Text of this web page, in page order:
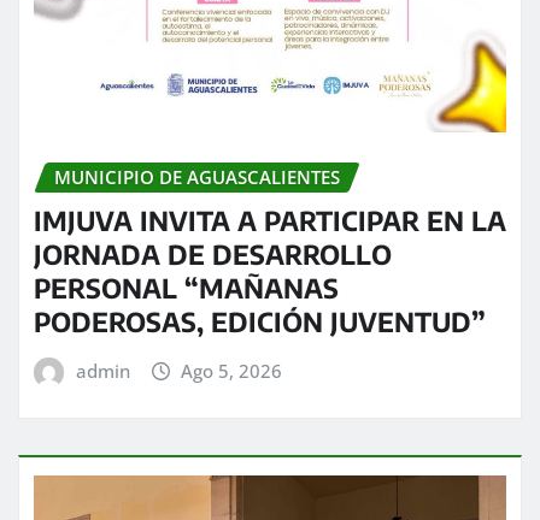
MUNICIPIO DE AGUASCALIENTES
IMJUVA INVITA A PARTICIPAR EN LA
JORNADA DE DESARROLLO
PERSONAL “MAÑANAS
PODEROSAS, EDICIÓN JUVENTUD”
admin Ago 5, 2026